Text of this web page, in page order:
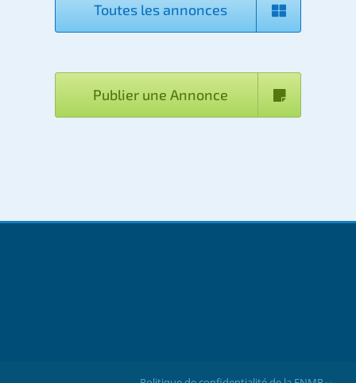
Toutes les annonces
Publier une Annonce